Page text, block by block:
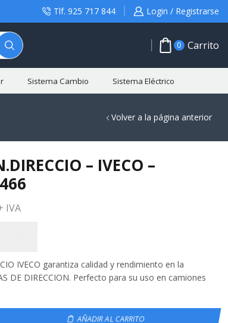
Tlf. 925 717 844 Login / Registrarse
0 Carrito
Sistema Cambio Sistema Eléctrico
Volver a la página anterior
– IVECO –
IVA
IVECO garantiza calidad y rendimiento en la
DE DIRECCION. Perfecto para su uso en camiones
AÑADIR AL CARRITO